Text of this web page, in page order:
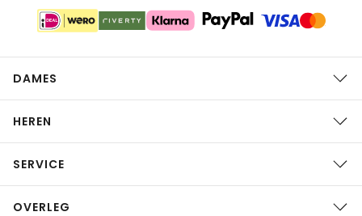
DAMES
HEREN
SERVICE
OVERLEG